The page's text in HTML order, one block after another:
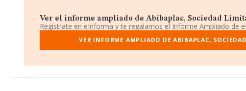
Ver el informe ampliado de Abibaplac, Sociedad
Regístrate en eInforma y te regalamos el Informe Ampliado de
VER INFORME AMPLIADO DE ABIBAPLAC,